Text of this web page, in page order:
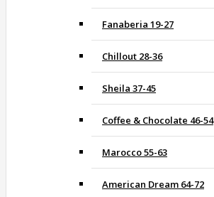
Fanaberia 19-27
Chillout 28-36
Sheila 37-45
Coffee & Chocolate 46-54
Marocco 55-63
American Dream 64-72